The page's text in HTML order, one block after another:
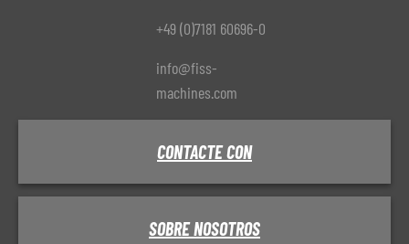
+49 (0)7181 60696-0
info@fiss-
machines.com
CONTACTE CON
SOBRE NOSOTROS